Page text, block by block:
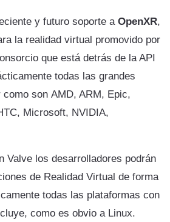
y futuro soporte a OpenXR,
la realidad virtual promovido por
que está detrás de la API
todas las grandes
son AMD, ARM, Epic,
Microsoft, NVIDIA,
Valve los desarrolladores podrán
de Realidad Virtual de forma
todas las plataformas con
como es obvio a Linux.